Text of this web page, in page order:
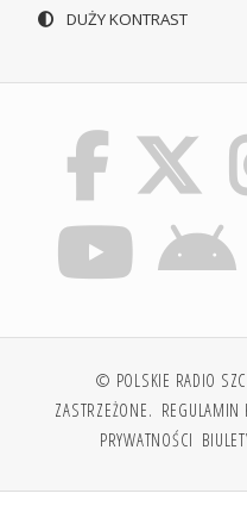
DUŻY KONTRAST
© POLSKIE RADIO
ZASTRZEŻONE. REGULAMIN
PRYWATNOŚCI